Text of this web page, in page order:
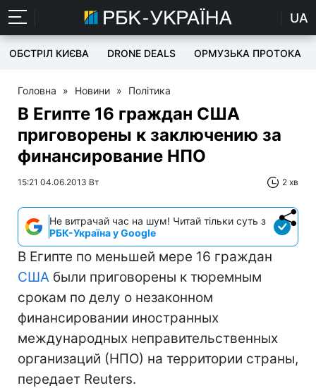
UA
ОБСТРІЛ КИЄВА DRONE DEALS ОРМУЗЬКА ПРОТОКА
Головна » Новини » Політика
В Египте 16 граждан США
приговорены к заключению за
финансирование НПО
15:21 04.06.2013 Вт 2 хв
Не витрачай час на шум! Читай тільки суть з
РБК-Україна у Google
В Египте по меньшей мере 16 граждан
США были приговорены к тюремным
срокам по делу о незаконном
финансировании иностранных
международных неправительственных
организаций (НПО) на территории страны,
передает Reuters.